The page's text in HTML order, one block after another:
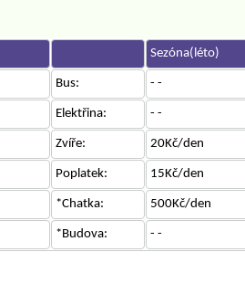
Sezóna(léto)
Bus: - -
Elektřina: - -
Zvíře: 20Kč/den
Poplatek: 15Kč/den
*Chatka: 500Kč/den
*Budova: - -